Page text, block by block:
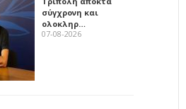
σύγχρονη και
ολοκληρ…
07-08-2026